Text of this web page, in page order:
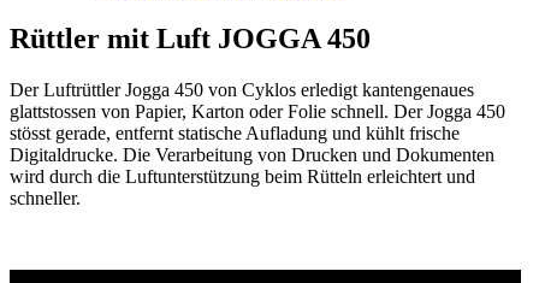
Rüttler mit Luft JOGGA 450
Der Luftrüttler Jogga 450 von Cyklos erledigt kantengenaues
glattstossen von Papier, Karton oder Folie schnell. Der Jogga 450
stösst gerade, entfernt statische Aufladung und kühlt frische
Digitaldrucke. Die Verarbeitung von Drucken und Dokumenten
wird durch die Luftunterstützung beim Rütteln erleichtert und
schneller.